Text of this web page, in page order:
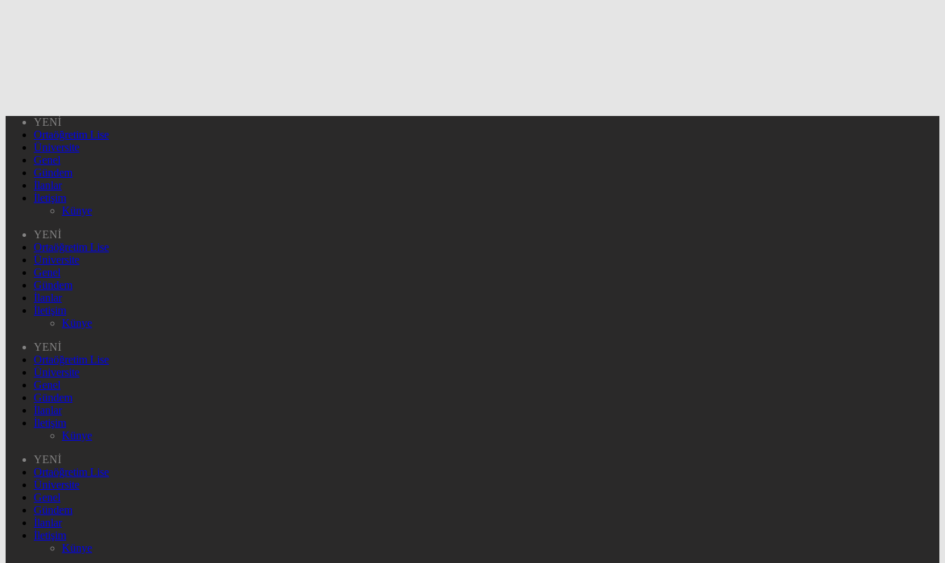
YENİ
Ortaöğretim Lise
Üniversite
Genel
Gündem
İlanlar
İletişim
Künye
YENİ
Ortaöğretim Lise
Üniversite
Genel
Gündem
İlanlar
İletişim
Künye
YENİ
Ortaöğretim Lise
Üniversite
Genel
Gündem
İlanlar
İletişim
Künye
YENİ
Ortaöğretim Lise
Üniversite
Genel
Gündem
İlanlar
İletişim
Künye